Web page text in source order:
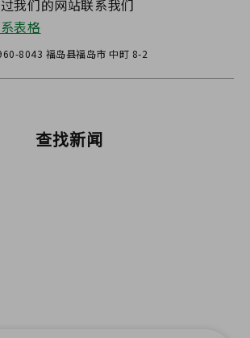
我们的网站联系我们
表格
8043 福岛县福岛市 中町 8-2
查找新闻